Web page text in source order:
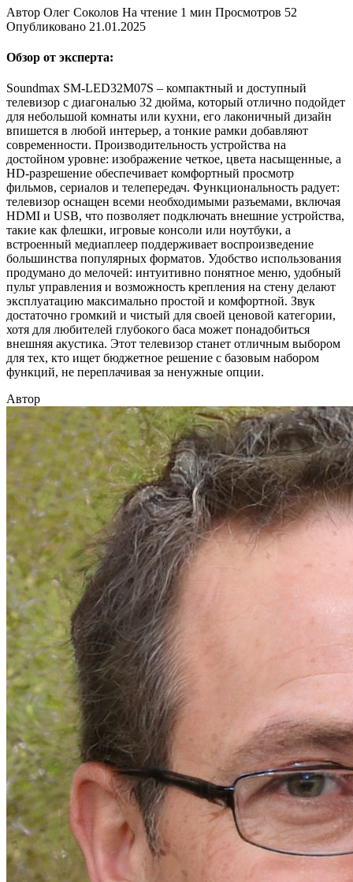
Автор Олег Соколов На чтение 1 мин Просмотров 52
Опубликовано 21.01.2025
Обзор от эксперта:
Soundmax SM-LED32M07S – компактный и доступный
телевизор с диагональю 32 дюйма, который отлично подойдет
для небольшой комнаты или кухни, его лаконичный дизайн
впишется в любой интерьер, а тонкие рамки добавляют
современности. Производительность устройства на
достойном уровне: изображение четкое, цвета насыщенные, а
HD-разрешение обеспечивает комфортный просмотр
фильмов, сериалов и телепередач. Функциональность радует:
телевизор оснащен всеми необходимыми разъемами, включая
HDMI и USB, что позволяет подключать внешние устройства,
такие как флешки, игровые консоли или ноутбуки, а
встроенный медиаплеер поддерживает воспроизведение
большинства популярных форматов. Удобство использования
продумано до мелочей: интуитивно понятное меню, удобный
пульт управления и возможность крепления на стену делают
эксплуатацию максимально простой и комфортной. Звук
достаточно громкий и чистый для своей ценовой категории,
хотя для любителей глубокого баса может понадобиться
внешняя акустика. Этот телевизор станет отличным выбором
для тех, кто ищет бюджетное решение с базовым набором
функций, не переплачивая за ненужные опции.
Автор